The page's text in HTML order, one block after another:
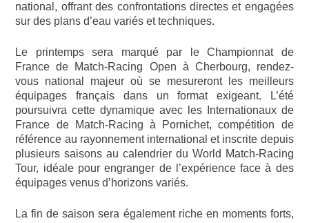
national, offrant des confrontations directes et engagées
sur des plans d’eau variés et techniques.
Le printemps sera marqué par le Championnat de
France de Match-Racing Open à Cherbourg, rendez-
vous national majeur où se mesureront les meilleurs
équipages français dans un format exigeant. L’été
poursuivra cette dynamique avec les Internationaux de
France de Match-Racing à Pornichet, compétition de
référence au rayonnement international et inscrite depuis
plusieurs saisons au calendrier du World Match-Racing
Tour, idéale pour engranger de l’expérience face à des
équipages venus d’horizons variés.
La fin de saison sera également riche en moments forts,